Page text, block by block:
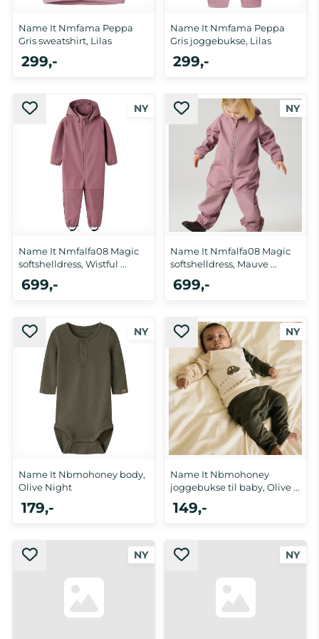
Name It Nmfama Peppa
Gris sweatshirt, Lilas
299,-
Name It Nmfama Peppa
Gris joggebukse, Lilas
299,-
Name It Nmfalfa08 Magic
softshelldress, Wistful ...
699,-
Name It Nmfalfa08 Magic
softshelldress, Mauve ...
699,-
Name It Nbmohoney body,
Olive Night
179,-
Name It Nbmohoney
joggebukse til baby, Olive ...
149,-